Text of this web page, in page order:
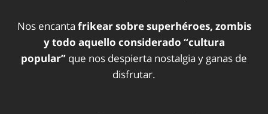
Nos encanta frikear sobre superhéroes, zombis
y todo aquello considerado “cultura
popular” que nos despierta nostalgia y ganas de
disfrutar.